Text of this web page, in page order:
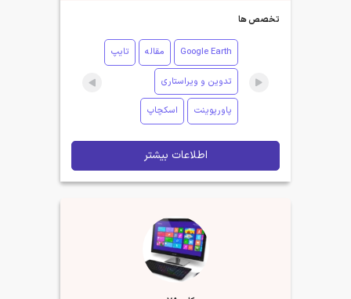
تخصص ها
Google Earth مقاله تایپ
تدوین و ویراستاری
پاورپوینت اسکچاپ
اطلاعات بیشتر